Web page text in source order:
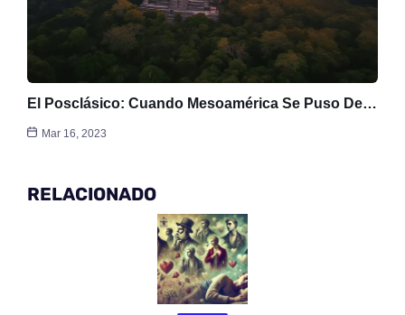
El Posclásico: Cuando Mesoamérica Se Puso De…
Mar 16, 2023
RELACIONADO